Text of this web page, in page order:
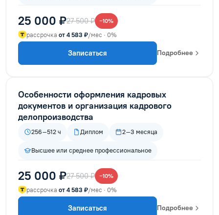
25 000 ₽27 500 ₽ −10%
рассрочка от 4 583 ₽/мес · 0%
Записаться Подробнее
Особенности оформления кадровых
документов и организация кадрового
делопроизводства
256–512 ч Диплом 2–3 месяца
Высшее или среднее профессиональное
25 000 ₽27 500 ₽ −10%
рассрочка от 4 583 ₽/мес · 0%
Записаться Подробнее